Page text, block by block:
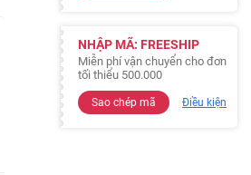
NHẬP MÃ: FREESHIP
Miễn phí vận chuyển cho đơn
tối thiểu 500.000
Sao chép mã Điều kiện